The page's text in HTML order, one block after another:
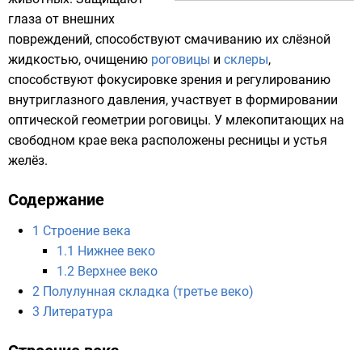
глаза от внешних
повреждений, способствуют смачиванию их слёзной
жидкостью, очищению роговицы и склеры,
способствуют фокусировке зрения и регулированию
внутриглазного давления, участвует в формировании
оптической геометрии роговицы. У млекопитающих на
свободном крае века расположены ресницы и устья
желёз.
Содержание
1 Строение века
1.1 Нижнее веко
1.2 Верхнее веко
2 Полулунная складка (третье веко)
3 Литература